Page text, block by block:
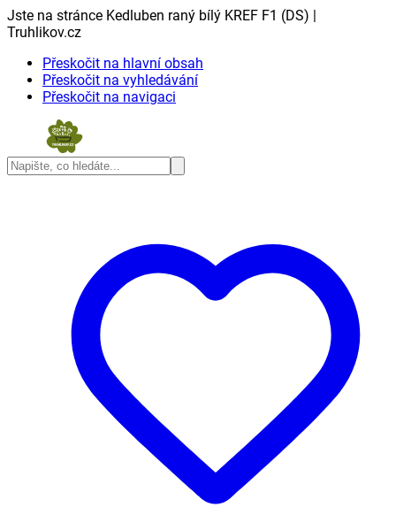
Jste na stránce Kedluben raný bílý KREF F1 (DS) |
Truhlikov.cz
Přeskočit na hlavní obsah
Přeskočit na vyhledávání
Přeskočit na navigaci